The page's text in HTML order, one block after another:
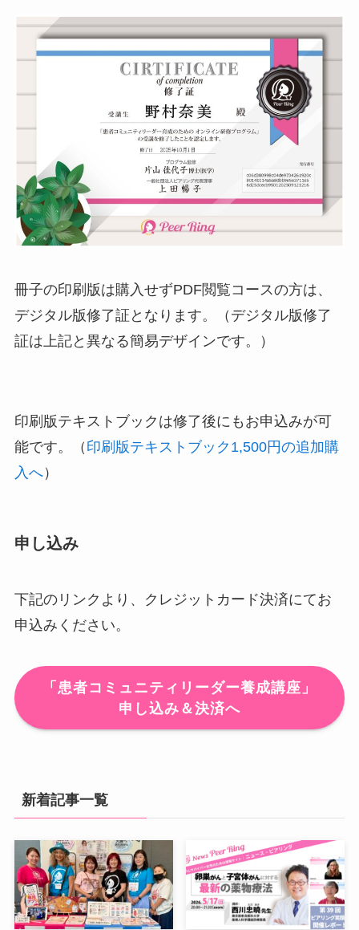
冊子の印刷版は購入せずPDF閲覧コースの方は、
デジタル版修了証となります。（デジタル版修了
証は上記と異なる簡易デザインです。）
印刷版テキストブックは修了後にもお申込みが可
能です。（ 印刷版テキストブック1,500円の追加購
入へ）
申し込み
下記のリンクより、クレジットカード決済にてお
申込みください。
「患者コミュニティリーダー養成講座」
申し込み＆決済へ
新着記事一覧